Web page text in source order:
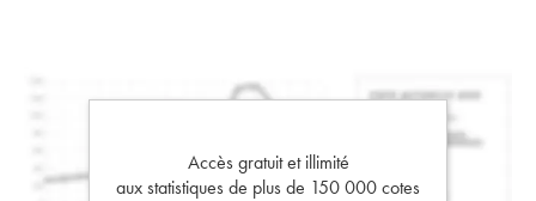
Accès gratuit et illimité
aux statistiques de plus de 150 000 cotes